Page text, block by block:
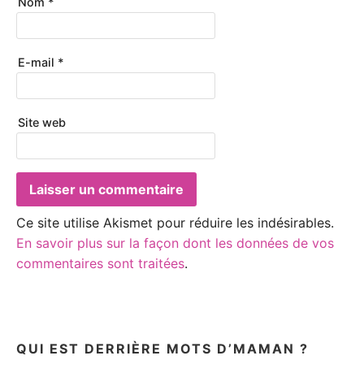
E-mail *
Site web
Ce site utilise Akismet pour réduire les indésirables.
En savoir plus sur la façon dont les données de vos
commentaires sont traitées.
QUI EST DERRIÈRE MOTS D’MAMAN ?